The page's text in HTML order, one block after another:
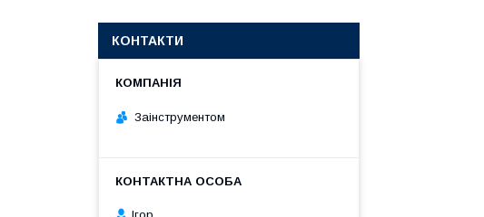
КОНТАКТИ
Заінструментом